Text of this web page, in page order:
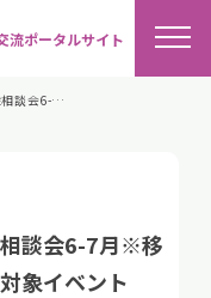
流ポータルサイト
【鹿児島市】オンライン移住相談会6-7月※移住支援金（関係人口）の要件対象イベント
相談会6-7月※移
象イベント